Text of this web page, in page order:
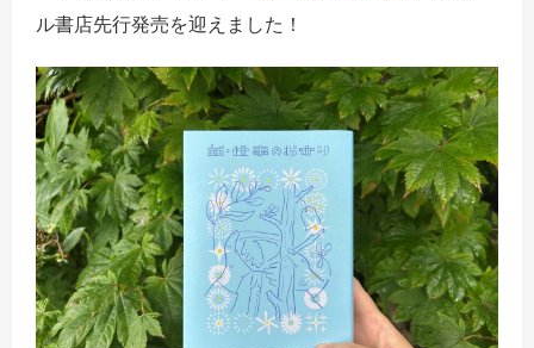
ル書店先行発売を迎えました！